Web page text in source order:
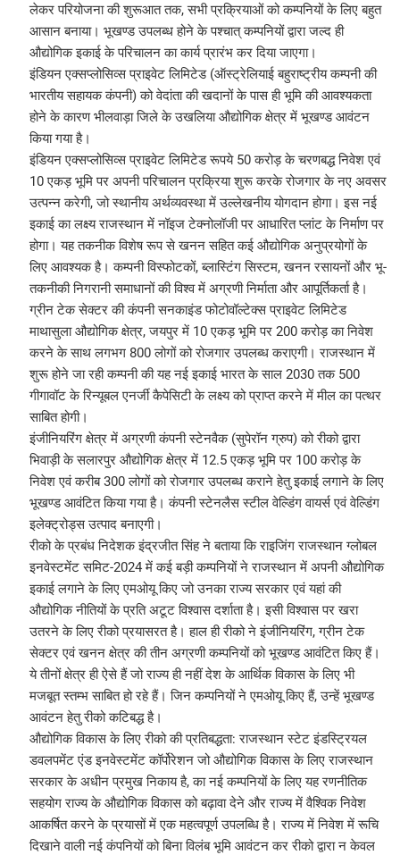
लेकर परियोजना की शुरूआत तक, सभी प्रक्रियाओं को कम्पनियों के लिए बहुत
आसान बनाया। भूखण्ड उपलब्ध होने के पश्चात् कम्पनियों द्वारा जल्द ही
औद्योगिक इकाई के परिचालन का कार्य प्रारंभ कर दिया जाएगा।
इंडियन एक्सप्लोसिव्स प्राइवेट लिमिटेड (ऑस्ट्रेलियाई बहुराष्ट्रीय कम्पनी की
भारतीय सहायक कंपनी) को वेदांता की खदानों के पास ही भूमि की आवश्यकता
होने के कारण भीलवाड़ा जिले के उखलिया औद्योगिक क्षेत्र में भूखण्ड आवंटन
किया गया है।
इंडियन एक्सप्लोसिव्स प्राइवेट लिमिटेड रूपये 50 करोड़ के चरणबद्ध निवेश एवं
10 एकड़ भूमि पर अपनी परिचालन प्रक्रिया शुरू करके रोजगार के नए अवसर
उत्पन्न करेगी, जो स्थानीय अर्थव्यवस्था में उल्लेखनीय योगदान होगा। इस नई
इकाई का लक्ष्य राजस्थान में नॉइज टेक्नोलॉजी पर आधारित प्लांट के निर्माण पर
होगा। यह तकनीक विशेष रूप से खनन सहित कई औद्योगिक अनुप्रयोगों के
लिए आवश्यक है। कम्पनी विस्फोटकों, ब्लास्टिंग सिस्टम, खनन रसायनों और भू-
तकनीकी निगरानी समाधानों की विश्व में अग्रणी निर्माता और आपूर्तिकर्ता है।
ग्रीन टेक सेक्टर की कंपनी सनकाइंड फोटोवॉल्टेक्स प्राइवेट लिमिटेड
माथासुला औद्योगिक क्षेत्र, जयपुर में 10 एकड़ भूमि पर 200 करोड़ का निवेश
करने के साथ लगभग 800 लोगों को रोजगार उपलब्ध कराएगी। राजस्थान में
शुरू होने जा रही कम्पनी की यह नई इकाई भारत के साल 2030 तक 500
गीगावॉट के रिन्यूबल एनर्जी कैपेसिटी के लक्ष्य को प्राप्त करने में मील का पत्थर
साबित होगी।
इंजीनियरिंग क्षेत्र में अग्रणी कंपनी स्टेनवैक (सुपेरॉन ग्रुप) को रीको द्वारा
भिवाड़ी के सलारपुर औद्योगिक क्षेत्र में 12.5 एकड़ भूमि पर 100 करोड़ के
निवेश एवं करीब 300 लोगों को रोजगार उपलब्ध कराने हेतु इकाई लगाने के लिए
भूखण्ड आवंटित किया गया है। कंपनी स्टेनलैस स्टील वेल्डिंग वायर्स एवं वेल्डिंग
इलेक्ट्रोड्स उत्पाद बनाएगी।
रीको के प्रबंध निदेशक इंद्रजीत सिंह ने बताया कि राइजिंग राजस्थान ग्लोबल
इनवेस्टमेंट समिट-2024 में कई बड़ी कम्पनियों ने राजस्थान में अपनी औद्योगिक
इकाई लगाने के लिए एमओयू किए जो उनका राज्य सरकार एवं यहां की
औद्योगिक नीतियों के प्रति अटूट विश्वास दर्शाता है। इसी विश्वास पर खरा
उतरने के लिए रीको प्रयासरत है। हाल ही रीको ने इंजीनियरिंग, ग्रीन टेक
सेक्टर एवं खनन क्षेत्र की तीन अग्रणी कम्पनियों को भूखण्ड आवंटित किए हैं।
ये तीनों क्षेत्र ही ऐसे हैं जो राज्य ही नहीं देश के आर्थिक विकास के लिए भी
मजबूत स्तम्भ साबित हो रहे हैं। जिन कम्पनियों ने एमओयू किए हैं, उन्हें भूखण्ड
आवंटन हेतु रीको कटिबद्ध है।
औद्योगिक विकास के लिए रीको की प्रतिबद्धता: राजस्थान स्टेट इंडस्ट्रियल
डवलपमेंट एंड इनवेस्टमेंट कॉर्पोरेशन जो औद्योगिक विकास के लिए राजस्थान
सरकार के अधीन प्रमुख निकाय है, का नई कम्पनियों के लिए यह रणनीतिक
सहयोग राज्य के औद्योगिक विकास को बढ़ावा देने और राज्य में वैश्विक निवेश
आकर्षित करने के प्रयासों में एक महत्वपूर्ण उपलब्धि है। राज्य में निवेश में रूचि
दिखाने वाली नई कंपनियों को बिना विलंब भूमि आवंटन कर रीको द्वारा न केवल